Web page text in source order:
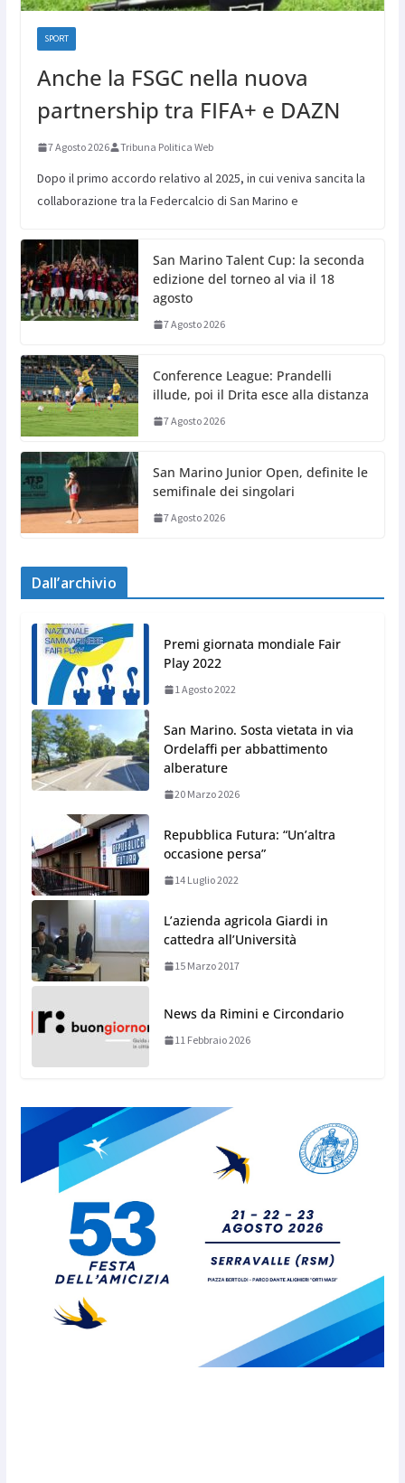
SPORT
Anche la FSGC nella nuova
partnership tra FIFA+ e DAZN
7 Agosto 2026 Tribuna Politica Web
Dopo il primo accordo relativo al 2025, in cui veniva sancita la
collaborazione tra la Federcalcio di San Marino e
San Marino Talent Cup: la seconda
edizione del torneo al via il 18
agosto
7 Agosto 2026
Conference League: Prandelli
illude, poi il Drita esce alla distanza
7 Agosto 2026
San Marino Junior Open, definite le
semifinale dei singolari
7 Agosto 2026
Dall’archivio
Premi giornata mondiale Fair
Play 2022
1 Agosto 2022
San Marino. Sosta vietata in via
Ordelaffi per abbattimento
alberature
20 Marzo 2026
Repubblica Futura: “Un’altra
occasione persa”
14 Luglio 2022
L’azienda agricola Giardi in
cattedra all’Università
15 Marzo 2017
News da Rimini e Circondario
11 Febbraio 2026